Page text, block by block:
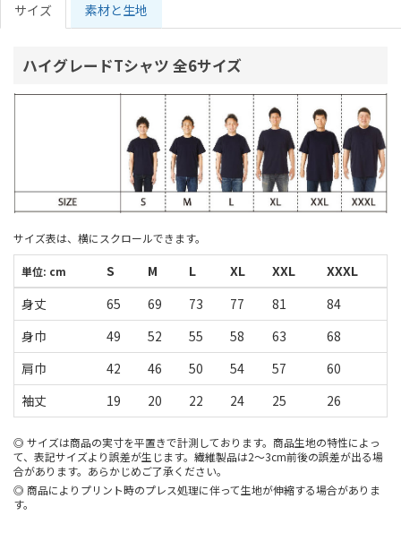
サイズ 素材と生地
ハイグレードTシャツ 全6サイズ
サイズ表は、横にスクロールできます。
単位: cm S M L XL XXL
XXXL
身丈
65 69 73 77 81
84
身巾
49 52 55 58 63
68
肩巾
42 46 50 54 57
60
袖丈
19 20 22 24 25 26
サイズは商品の実寸を平置きで計測しております。商品生地の特性によっ
て、表記サイズより誤差が生じます。繊維製品は2～3cm前後の誤差が出る場
合があります。あらかじめご了承ください。
商品によりプリント時のプレス処理に伴って生地が伸縮する場合がありま
す。